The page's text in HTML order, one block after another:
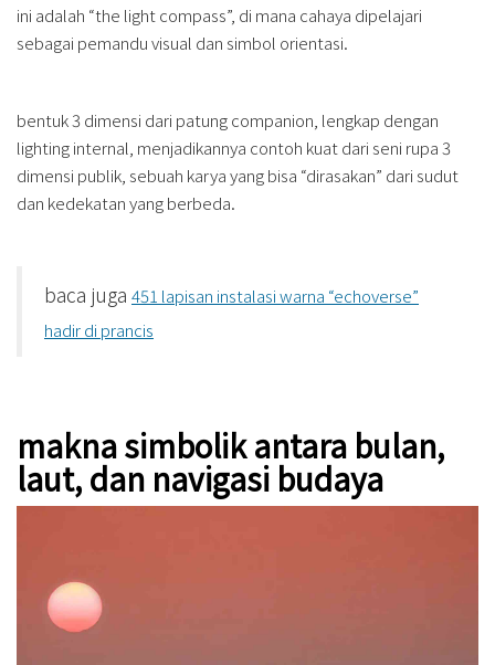
ini adalah “the light compass”, di mana cahaya dipelajari
sebagai pemandu visual dan simbol orientasi.
bentuk 3 dimensi dari patung companion, lengkap dengan
lighting internal, menjadikannya contoh kuat dari seni rupa 3
dimensi publik, sebuah karya yang bisa “dirasakan” dari sudut
dan kedekatan yang berbeda.
baca juga 451 lapisan instalasi warna “echoverse”
hadir di prancis
makna simbolik antara bulan,
laut, dan navigasi budaya